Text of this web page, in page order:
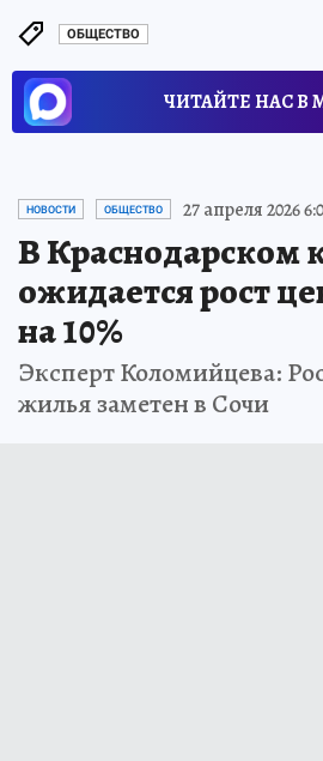
ОБЩЕСТВО
ЧИТАЙТЕ НАС В
НОВОСТИ ОБЩЕСТВО 27 апреля 2026
В Краснодарском
ожидается рост
на 10%
Эксперт Коломийцева:
жилья заметен в Сочи